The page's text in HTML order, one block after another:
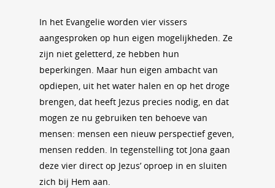
In het Evangelie worden vier vissers
aangesproken op hun eigen mogelijkheden. Ze
zijn niet geletterd, ze hebben hun
beperkingen. Maar hun eigen ambacht van
opdiepen, uit het water halen en op het droge
brengen, dat heeft Jezus precies nodig, en dat
mogen ze nu gebruiken ten behoeve van
mensen: mensen een nieuw perspectief geven,
mensen redden. In tegenstelling tot Jona gaan
deze vier direct op Jezus’ oproep in en sluiten
zich bij Hem aan.